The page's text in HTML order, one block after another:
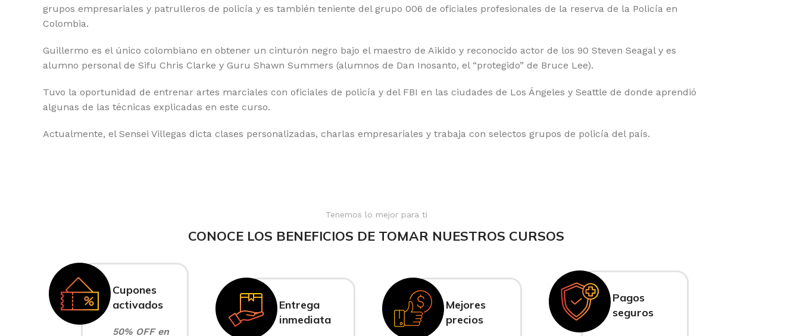
grupos empresariales y patrulleros de policía y es también teniente del grupo 006 de oficiales profesionales de la reserva de la Policía en
Colombia.
Guillermo es el único colombiano en obtener un cinturón negro bajo el maestro de Aikido y reconocido actor de los 90 Steven Seagal y es
alumno personal de Sifu Chris Clarke y Guru Shawn Summers (alumnos de Dan Inosanto, el “protegido” de Bruce Lee).
Tuvo la oportunidad de entrenar artes marciales con oficiales de policía y del FBI en las ciudades de Los Ángeles y Seattle de donde aprendió
algunas de las técnicas explicadas en este curso.
Actualmente, el Sensei Villegas dicta clases personalizadas, charlas empresariales y trabaja con selectos grupos de policía del país.
Tenemos lo mejor para ti
CONOCE LOS BENEFICIOS DE TOMAR NUESTROS CURSOS
Cupones
activados
50% OFF en
Entrega
inmediata
Mejores
precios
Pagos
seguros